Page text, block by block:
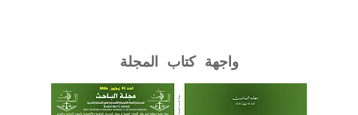
واجهة كتاب المجلة